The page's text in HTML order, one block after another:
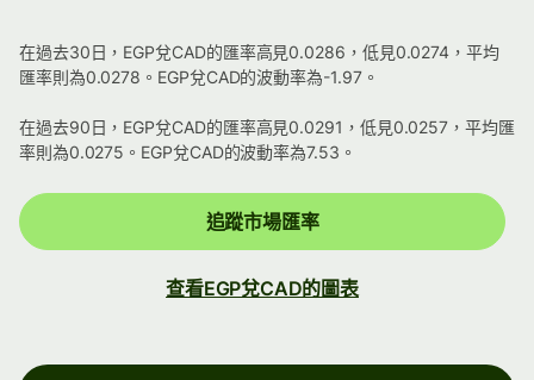
在過去30日，EGP兌CAD的匯率高見0.0286，低見0.0274，平均
匯率則為0.0278。EGP兌CAD的波動率為-1.97。
在過去90日，EGP兌CAD的匯率高見0.0291，低見0.0257，平均匯
率則為0.0275。EGP兌CAD的波動率為7.53。
追蹤市場匯率
查看EGP兌CAD的圖表